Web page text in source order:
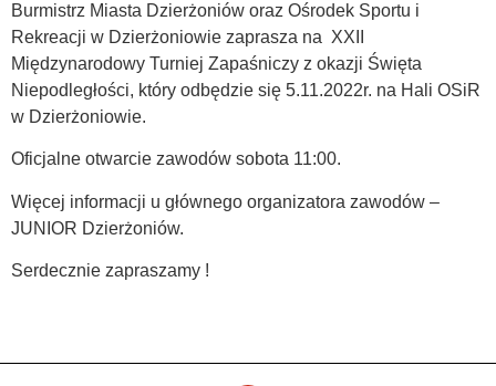
Burmistrz Miasta Dzierżoniów oraz Ośrodek Sportu i
Rekreacji w Dzierżoniowie zaprasza na XXII
Międzynarodowy Turniej Zapaśniczy z okazji Święta
Niepodległości, który odbędzie się 5.11.2022r. na Hali OSiR
w Dzierżoniowie.
Oficjalne otwarcie zawodów sobota 11:00.
Więcej informacji u głównego organizatora zawodów –
JUNIOR Dzierżoniów.
Serdecznie zapraszamy !